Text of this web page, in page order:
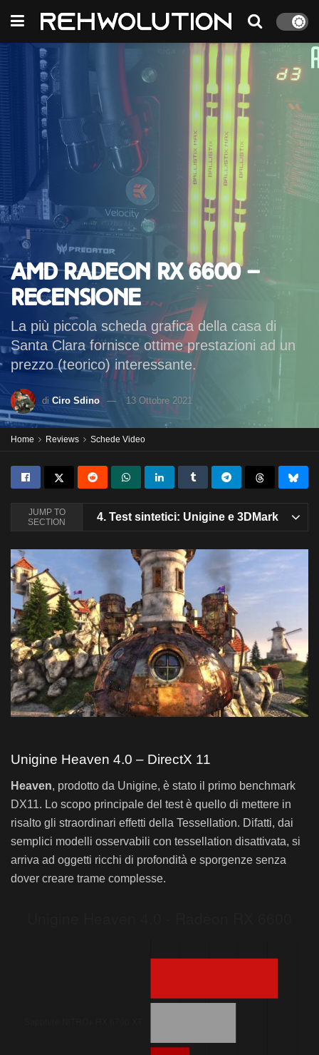
AMD Radeon RX 6600 –
Recensione
La più piccola scheda grafica della casa di
Santa Clara fornisce ottime prestazioni ad un
prezzo (teorico) interessante.
di Ciro Sdino 13 Ottobre 2021
Home Reviews Schede Video
JUMP TO
SECTION
4. Test sintetici: Unigine e 3DMark
Unigine Heaven 4.0 – DirectX 11
Heaven, prodotto da Unigine, è stato il primo benchmark
DX11. Lo scopo principale del test è quello di mettere in
risalto gli straordinari effetti della Tessellation. Difatti, dai
semplici modelli osservabili con tessellation disattivata, si
arriva ad oggetti ricchi di profondità e sporgenze senza
dover creare trame complesse.